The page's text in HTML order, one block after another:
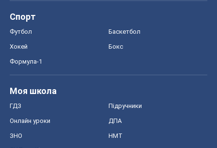
Спорт
Футбол Баскетбол
Хокей Бокс
Формула-1
Моя школа
ГДЗ Підручники
Онлайн уроки ДПА
ЗНО НМТ